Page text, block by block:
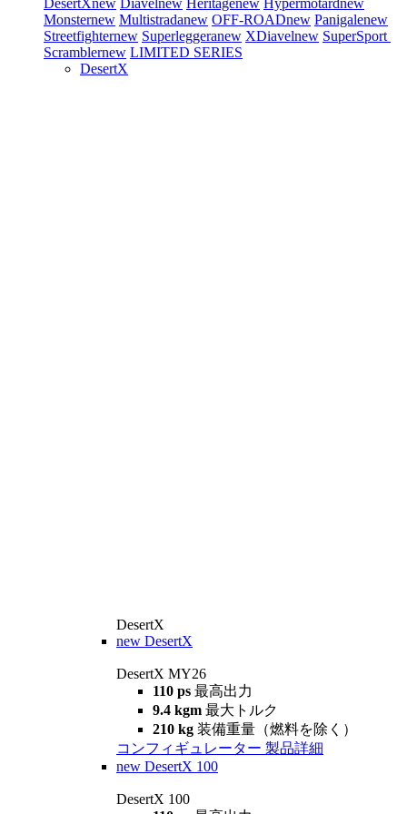
DesertXnew Diavelnew Heritagenew Hypermotardnew
Monsternew Multistradanew OFF-ROADnew Panigalenew
Streetfighternew Superleggeranew XDiavelnew SuperSport
Scramblernew LIMITED SERIES
DesertX
DesertX
new DesertX
DesertX MY26
110 ps 最高出力
9.4 kgm 最大トルク
210 kg 装備重量（燃料を除く）
コンフィギュレーター 製品詳細
new DesertX 100
DesertX 100